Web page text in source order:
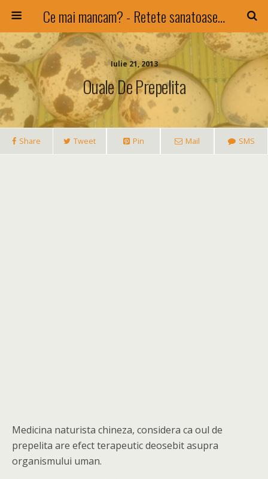
Ce mai mancam? - Retete sanatoase si nu numai !
Iulie 21, 2013
Ouale De Prepelita
Share Tweet Pin Mail SMS
Medicina naturista chineza, considera ca oul de
prepelita are efect terapeutic deosebit asupra
organismului uman.